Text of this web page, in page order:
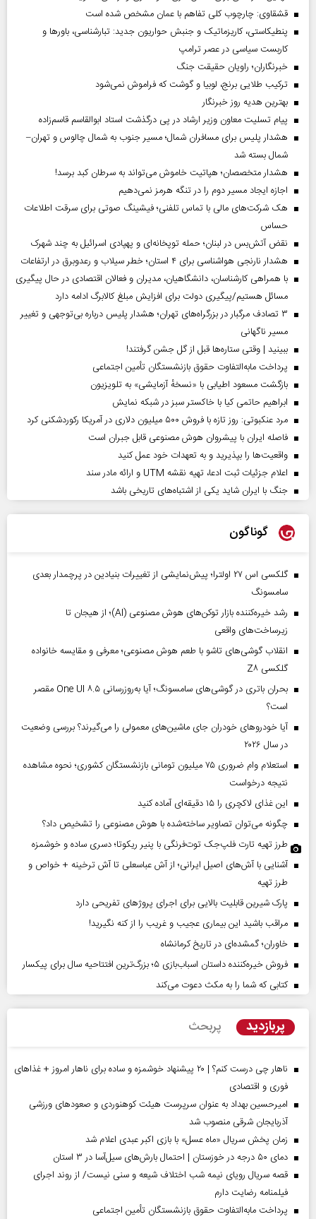
قشقاوی: چارچوب کلی تفاهم با عمان مشخص شده است
پنطیکاستی، کاریزماتیک و جنبش حواریون جدید: تبارشناسی، باور‌ها و
کاربست سیاسی در عصر ترامپ
خبرنگاران؛ راویان حقیقت جنگ
ترکیب طلایی برنج، لوبیا و گوشت که فراموش نمی‌شود
بهترین هدیه روز خبرنگار
پیام تسلیت معاون وزیر ارشاد در پی درگذشت استاد ابوالقاسم قاسم‌زاده
هشدار پلیس برای مسافران شمال؛ مسیر جنوب به شمال چالوس و تهران–
شمال بسته شد
هشدار متخصصان؛ هپاتیت خاموش می‌تواند به سرطان کبد برسد!
اجازه ایجاد مسیر دوم را در تنگه هرمز نمی‌دهیم
هک شرکت‌های مالی با تماس تلفنی؛ فیشینگ صوتی برای سرقت اطلاعات
حساس
نقض آتش‌بس در لبنان؛ حمله توپخانه‌ای و پهپادی اسرائیل به چند شهرک
هشدار نارنجی هواشناسی برای ۴ استان؛ خطر سیلاب و رعدوبرق در ارتفاعات
با همراهی کارشناسان، دانشگاهیان، مدیران و فعالان اقتصادی در حال پیگیری
مسائل هستیم/پیگیری دولت برای افزایش مبلغ کالابرگ ادامه دارد
۳ تصادف مرگبار در بزرگراه‌های تهران؛ هشدار پلیس درباره بی‌توجهی و تغییر
مسیر ناگهانی
ببینید | وقتی ستاره‌ها قبل از گل جشن گرفتند!
پرداخت مابه‌التفاوت حقوق بازنشستگان تأمین اجتماعی
بازگشت مسعود اطیابی با «نسخهٔ آزمایشی» به تلویزیون
ابراهیم حاتمی کیا با خاکستر سبز در شبکه نمایش
مرد عنکبوتی: روز تازه با فروش ۵۰۰ میلیون دلاری در آمریکا رکوردشکنی کرد
فاصله ایران با پیشرو‌ان هوش مصنوعی قابل جبران است
واقعیت‌ها را بپذیرید و به تعهدات خود عمل کنید
اعلام جزئیات ثبت ادعا، تهیه نقشه UTM و ارائه مادر سند
جنگ با ایران شاید یکی از اشتباه‌های تاریخی باشد
گوناگون
گلکسی اس ۲۷ اولترا؛ پیش‌نمایشی از تغییرات بنیادین در پرچمدار بعدی
سامسونگ
رشد خیره‌کننده بازار توکن‌های هوش مصنوعی (AI)؛ از هیجان تا
زیرساخت‌های واقعی
انقلاب گوشی‌های تاشو‌ با طعم هوش مصنوعی؛ معرفی و مقایسه خانواده
گلکسی Z۸
بحران باتری در گوشی‌های سامسونگ؛ آیا به‌روزرسانی One UI ۸.۵ مقصر
است؟
آیا خودروهای خودران جای ماشین‌های معمولی را می‌گیرند؟ بررسی وضعیت
در سال ۲۰۲۶
استعلام وام ضروری ۷۵ میلیون تومانی بازنشستگان کشوری؛ نحوه مشاهده
نتیجه درخواست
این غذای لاکچری را ۱۵ دقیقه‌ای آماده کنید
چگونه می‌توان تصاویر ساخته‌شده با هوش مصنوعی را تشخیص داد؟
طرز تهیه تارت فلپ‌جک توت‌فرنگی با پنیر ریکوتا؛ دسری ساده و خوشمزه
آشنایی با آش‌های اصیل ایرانی؛ از آش عباسعلی تا آش ترخینه + خواص و
طرز تهیه
پارک شیرین قابلیت‌ بالایی برای اجرای پروژهای تفریحی دارد
مراقب باشید این بیماری عجیب و غریب را از کنه نگیرید!
خاوران؛ گمشده‌ای در تاریخ کرمانشاه
فروش خیره‌کننده داستان اسباب‌بازی ۵؛ بزرگ‌ترین افتتاحیه سال برای پیکسار
کتابی که شما را به مکث دعوت می‌کند
پربازدید پربحث
ناهار چی درست کنم؟ | ۲۰ پیشنهاد خوشمزه و ساده برای ناهار امروز + غذاهای
فوری و اقتصادی
امیرحسین بهداد به عنوان سرپرست هیئت کوهنوردی و صعودهای ورزشی
آذربایجان شرقی منصوب شد
زمان پخش سریال «ماه عسل» با بازی اکبر عبدی اعلام شد
دمای ۵۰ درجه در خوزستان | احتمال بارش‌های سیل‌آسا در ۳ استان
قصه سریال رویای نیمه شب اختلاف شیعه و سنی نیست/ از روند اجرای
فیلمنامه رضایت دارم
پرداخت مابه‌التفاوت حقوق بازنشستگان تأمین اجتماعی